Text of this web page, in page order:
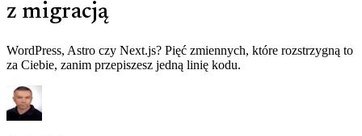
z migracją
WordPress, Astro czy Next.js? Pięć zmiennych, które rozstrzygną to
za Ciebie, zanim przepiszesz jedną linię kodu.